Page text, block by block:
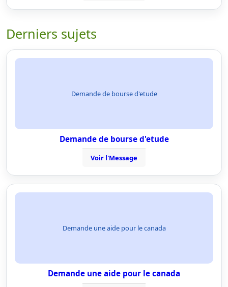
Derniers sujets
Demande de bourse d'etude
Demande de bourse d'etude
Voir l'Message
Demande une aide pour le canada
Demande une aide pour le canada